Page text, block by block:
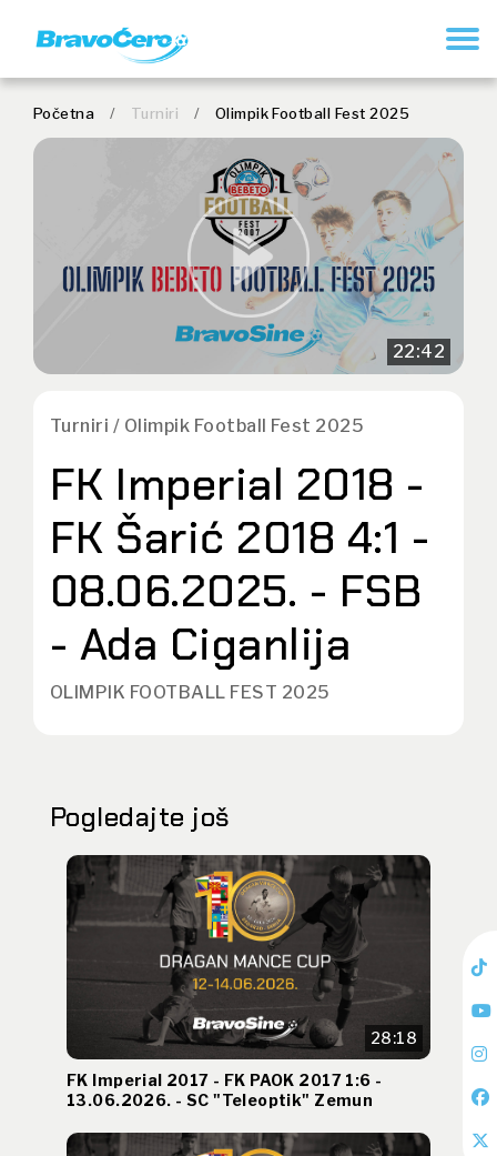
Početna / Turniri / Olimpik Football Fest 2025
22:42
Turniri / Olimpik Football Fest 2025
FK Imperial 2018 -
FK Šarić 2018 4:1 -
08.06.2025. - FSB
- Ada Ciganlija
OLIMPIK FOOTBALL FEST 2025
Pogledajte još
28:18
FK Imperial 2017 - FK PAOK 2017 1:6 -
13.06.2026. - SC "Teleoptik" Zemun